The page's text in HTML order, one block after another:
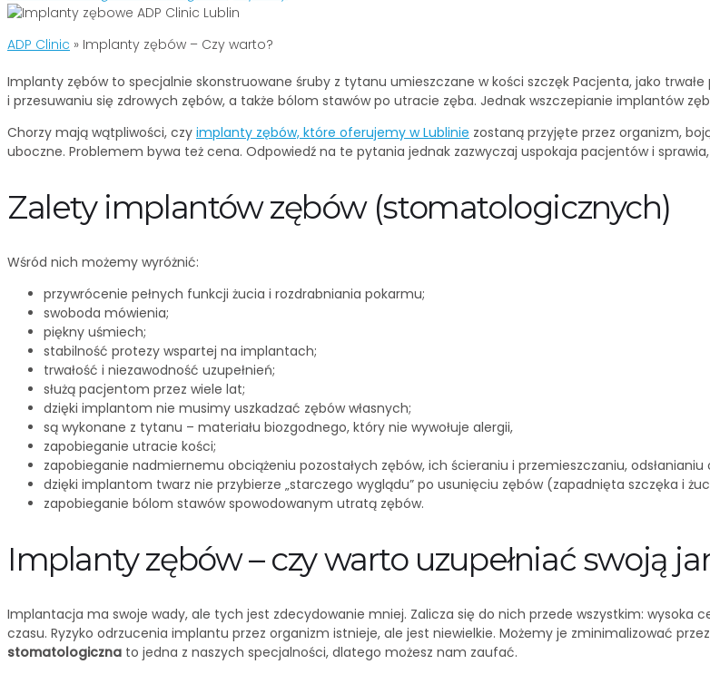
ADP Clinic » Implanty zębów – Czy warto?
Implanty zębów to specjalnie skonstruowane śruby z tytanu umieszczane w kości szczęk Pacjenta, jako
i przesuwaniu się zdrowych zębów, a także bólom stawów po utracie zęba. Jednak wszczepianie implantów
Chorzy mają wątpliwości, czy implanty zębów, które oferujemy w Lublinie zostaną przyjęte przez organizm,
uboczne. Problemem bywa też cena. Odpowiedź na te pytania jednak zazwyczaj uspokaja pacjentów i
Zalety implantów zębów (stomatologicznych)
Wśród nich możemy wyróżnić:
przywrócenie pełnych funkcji żucia i rozdrabniania pokarmu;
swoboda mówienia;
piękny uśmiech;
stabilność protezy wspartej na implantach;
trwałość i niezawodność uzupełnień;
służą pacjentom przez wiele lat;
dzięki implantom nie musimy uszkadzać zębów własnych;
są wykonane z tytanu – materiału biozgodnego, który nie wywołuje alergii,
zapobieganie utracie kości;
zapobieganie nadmiernemu obciążeniu pozostałych zębów, ich ścieraniu i przemieszczaniu, odsłanianiu
dzięki implantom twarz nie przybierze „starczego wyglądu” po usunięciu zębów (zapadnięta szczęka i
zapobieganie bólom stawów spowodowanym utratą zębów.
Implanty zębów – czy warto uzupełniać swoją
Implantacja ma swoje wady, ale tych jest zdecydowanie mniej. Zalicza się do nich przede wszystkim: wysoka
czasu. Ryzyko odrzucenia implantu przez organizm istnieje, ale jest niewielkie. Możemy je zminimalizować
stomatologiczna to jedna z naszych specjalności, dlatego możesz nam zaufać.